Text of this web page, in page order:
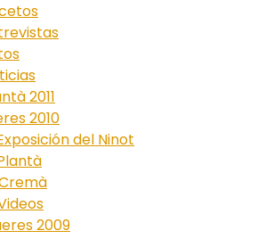
2011
2010
del Ninot
2009